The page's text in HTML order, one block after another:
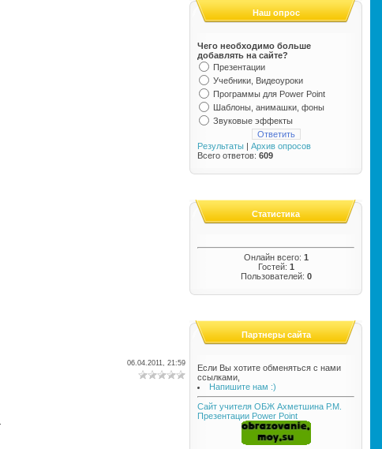
06.04.2011, 21:59
Наш опрос
Чего необходимо больше
добавлять на сайте?
Презентации
Учебники, Видеоуроки
Программы для Power Point
Шаблоны, анимашки, фоны
Звуковые эффекты
Результаты | Архив опросов
Всего ответов: 609
Статистика
Онлайн всего: 1
Гостей: 1
Пользователей: 0
Партнеры сайта
Если Вы хотите обменяться с нами
ссылками,
Напишите нам :)
Сайт учителя ОБЖ Ахметшина Р.М.
Презентации Power Point